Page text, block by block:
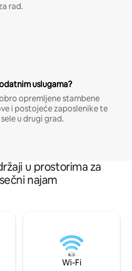
rad.
uslugama?
opremljene stambene
i postojeće zaposlenike te
u drugi grad.
u prostorima za
najam
Wi-Fi